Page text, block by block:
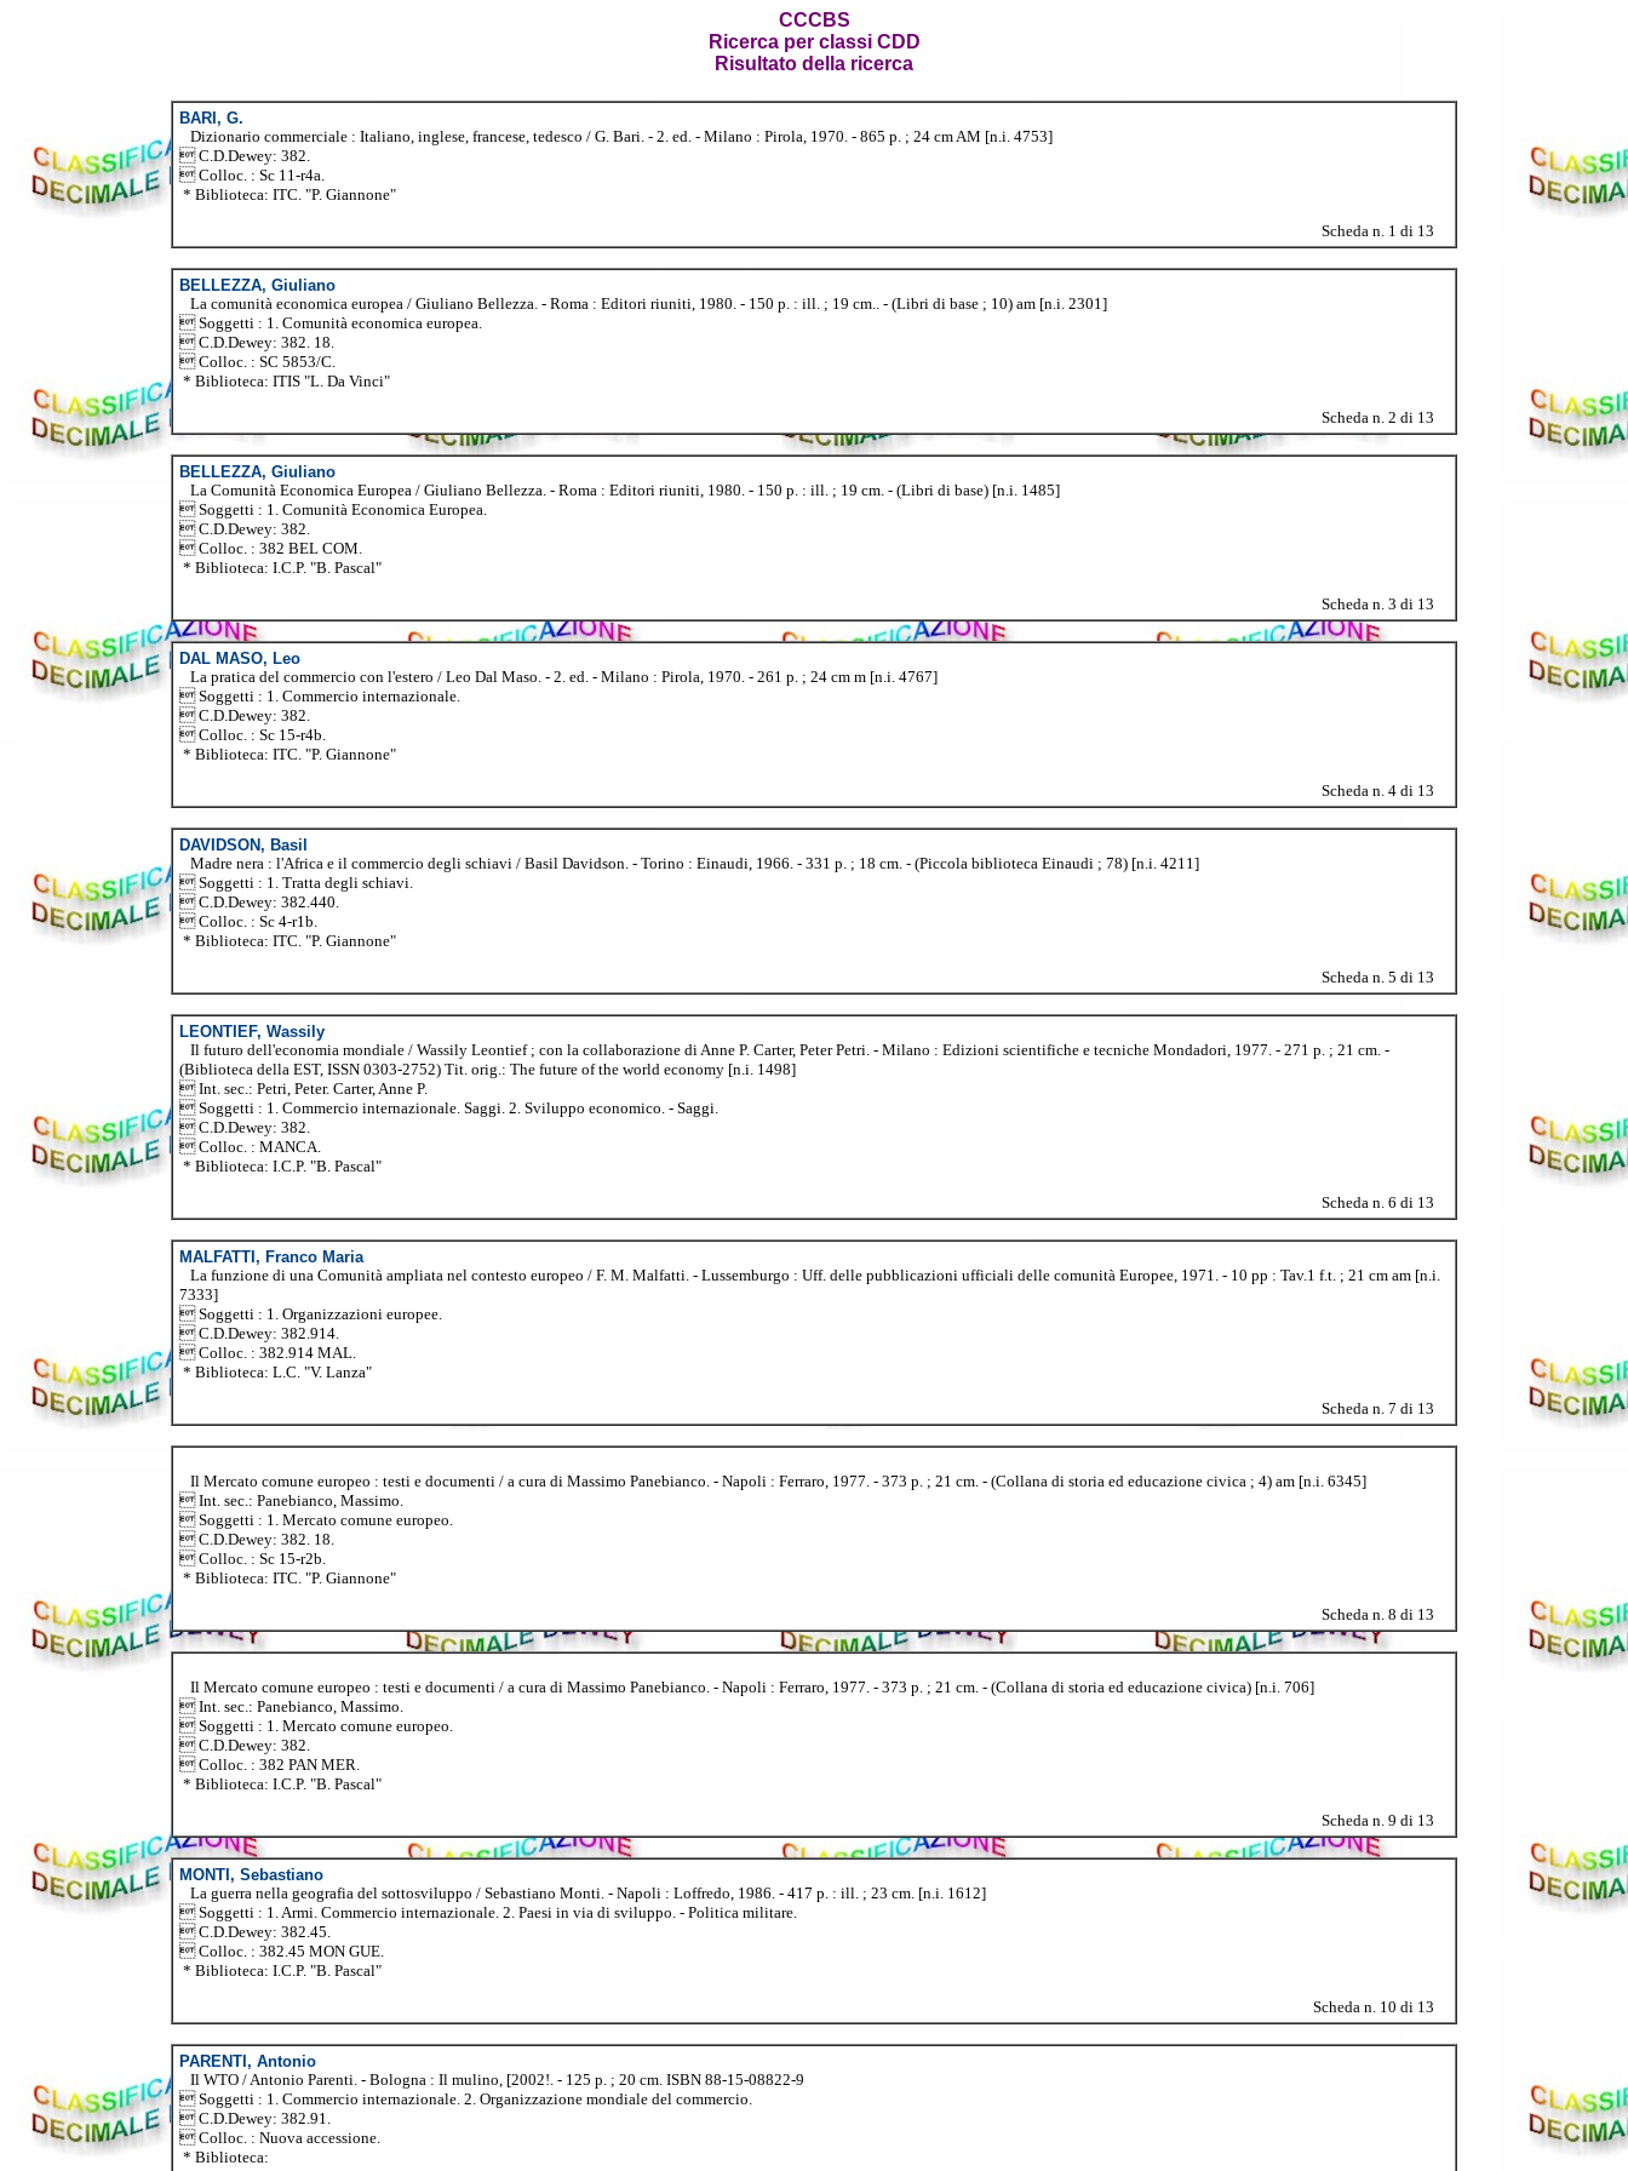
CCCBS
Ricerca per classi CDD
Risultato della ricerca
BARI, G.
Dizionario commerciale : Italiano, inglese, francese, tedesco / G. Bari. - 2. ed. - Milano : Pirola, 1970. - 865 p. ; 24 cm AM [n.i. 4753]
 C.D.Dewey: 382.
 Colloc. : Sc 11-r4a.
* Biblioteca: ITC. "P. Giannone"
Scheda n. 1 di 13
BELLEZZA, Giuliano
La comunità economica europea / Giuliano Bellezza. - Roma : Editori riuniti, 1980. - 150 p. : ill. ; 19 cm.. - (Libri di base ; 10) am [n.i. 2301]
 Soggetti : 1. Comunità economica europea.
 C.D.Dewey: 382. 18.
 Colloc. : SC 5853/C.
* Biblioteca: ITIS "L. Da Vinci"
Scheda n. 2 di 13
BELLEZZA, Giuliano
La Comunità Economica Europea / Giuliano Bellezza. - Roma : Editori riuniti, 1980. - 150 p. : ill. ; 19 cm. - (Libri di base) [n.i. 1485]
 Soggetti : 1. Comunità Economica Europea.
 C.D.Dewey: 382.
 Colloc. : 382 BEL COM.
* Biblioteca: I.C.P. "B. Pascal"
Scheda n. 3 di 13
DAL MASO, Leo
La pratica del commercio con l'estero / Leo Dal Maso. - 2. ed. - Milano : Pirola, 1970. - 261 p. ; 24 cm m [n.i. 4767]
 Soggetti : 1. Commercio internazionale.
 C.D.Dewey: 382.
 Colloc. : Sc 15-r4b.
* Biblioteca: ITC. "P. Giannone"
Scheda n. 4 di 13
DAVIDSON, Basil
Madre nera : l'Africa e il commercio degli schiavi / Basil Davidson. - Torino : Einaudi, 1966. - 331 p. ; 18 cm. - (Piccola biblioteca Einaudi ; 78) [n.i. 4211]
 Soggetti : 1. Tratta degli schiavi.
 C.D.Dewey: 382.440.
 Colloc. : Sc 4-r1b.
* Biblioteca: ITC. "P. Giannone"
Scheda n. 5 di 13
LEONTIEF, Wassily
Il futuro dell'economia mondiale / Wassily Leontief ; con la collaborazione di Anne P. Carter, Peter Petri. - Milano : Edizioni scientifiche e tecniche Mondadori, 1977. - 271 p. ; 21 cm. -
(Biblioteca della EST, ISSN 0303-2752) Tit. orig.: The future of the world economy [n.i. 1498]
 Int. sec.: Petri, Peter. Carter, Anne P.
 Soggetti : 1. Commercio internazionale. Saggi. 2. Sviluppo economico. - Saggi.
 C.D.Dewey: 382.
 Colloc. : MANCA.
* Biblioteca: I.C.P. "B. Pascal"
Scheda n. 6 di 13
MALFATTI, Franco Maria
La funzione di una Comunità ampliata nel contesto europeo / F. M. Malfatti. - Lussemburgo : Uff. delle pubblicazioni ufficiali delle comunità Europee, 1971. - 10 pp : Tav.1 f.t. ; 21 cm am [n.i.
7333]
 Soggetti : 1. Organizzazioni europee.
 C.D.Dewey: 382.914.
 Colloc. : 382.914 MAL.
* Biblioteca: L.C. "V. Lanza"
Scheda n. 7 di 13
Il Mercato comune europeo : testi e documenti / a cura di Massimo Panebianco. - Napoli : Ferraro, 1977. - 373 p. ; 21 cm. - (Collana di storia ed educazione civica ; 4) am [n.i. 6345]
 Int. sec.: Panebianco, Massimo.
 Soggetti : 1. Mercato comune europeo.
 C.D.Dewey: 382. 18.
 Colloc. : Sc 15-r2b.
* Biblioteca: ITC. "P. Giannone"
Scheda n. 8 di 13
Il Mercato comune europeo : testi e documenti / a cura di Massimo Panebianco. - Napoli : Ferraro, 1977. - 373 p. ; 21 cm. - (Collana di storia ed educazione civica) [n.i. 706]
 Int. sec.: Panebianco, Massimo.
 Soggetti : 1. Mercato comune europeo.
 C.D.Dewey: 382.
 Colloc. : 382 PAN MER.
* Biblioteca: I.C.P. "B. Pascal"
Scheda n. 9 di 13
MONTI, Sebastiano
La guerra nella geografia del sottosviluppo / Sebastiano Monti. - Napoli : Loffredo, 1986. - 417 p. : ill. ; 23 cm. [n.i. 1612]
 Soggetti : 1. Armi. Commercio internazionale. 2. Paesi in via di sviluppo. - Politica militare.
 C.D.Dewey: 382.45.
 Colloc. : 382.45 MON GUE.
* Biblioteca: I.C.P. "B. Pascal"
Scheda n. 10 di 13
PARENTI, Antonio
Il WTO / Antonio Parenti. - Bologna : Il mulino, [2002!. - 125 p. ; 20 cm. ISBN 88-15-08822-9
 Soggetti : 1. Commercio internazionale. 2. Organizzazione mondiale del commercio.
 C.D.Dewey: 382.91.
 Colloc. : Nuova accessione.
* Biblioteca: